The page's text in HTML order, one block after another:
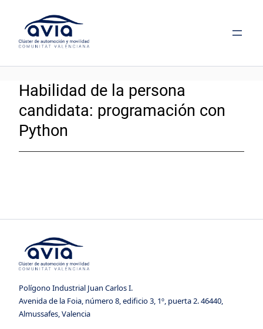
contenido
Habilidad de la persona
candidata: programación con
Python
Polígono Industrial Juan Carlos I.
Avenida de la Foia, número 8, edificio 3, 1º, puerta 2. 46440,
Almussafes, Valencia